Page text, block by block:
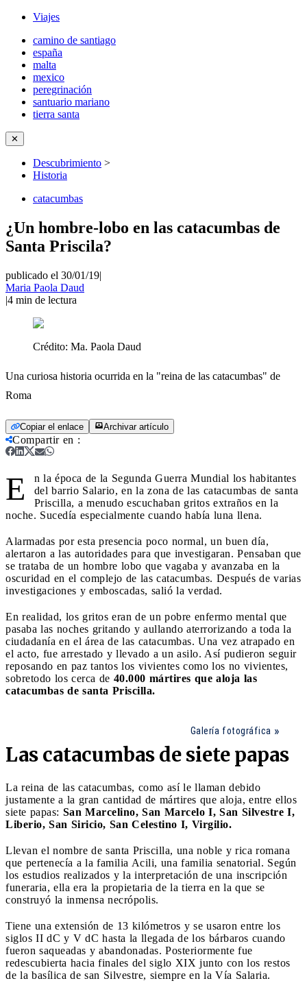
Viajes
camino de santiago
españa
malta
mexico
peregrinación
santuario mariano
tierra santa
✕
Descubrimiento >
Historia
catacumbas
¿Un hombre-lobo en las catacumbas de
Santa Priscila?
publicado el 30/01/19|
Maria Paola Daud
|4 min de lectura
Crédito: Ma. Paola Daud
Una curiosa historia ocurrida en la "reina de las catacumbas" de
Roma
Copiar el enlace Archivar artículo
Compartir en :
E
n la época de la Segunda Guerra Mundial los habitantes
del barrio Salario, en la zona de las catacumbas de santa
Priscilla, a menudo escuchaban gritos extraños en la
noche. Sucedía especialmente cuando había luna llena.
Alarmadas por esta presencia poco normal, un buen día,
alertaron a las autoridades para que investigaran. Pensaban que
se trataba de un hombre lobo que vagaba y avanzaba en la
oscuridad en el complejo de las catacumbas. Después de varias
investigaciones y emboscadas, salió la verdad.
En realidad, los gritos eran de un pobre enfermo mental que
pasaba las noches gritando y aullando aterrorizando a toda la
ciudadanía en el área de las catacumbas. Una vez atrapado en
el acto, fue arrestado y llevado a un asilo. Así pudieron seguir
reposando en paz tantos los vivientes como los no vivientes,
sobretodo los cerca de 40.000 mártires que aloja las
catacumbas de santa Priscilla.
Galería fotográfica
Las catacumbas de siete papas
La reina de las catacumbas, como así le llaman debido
justamente a la gran cantidad de mártires que aloja, entre ellos
siete papas: San Marcelino, San Marcelo I, San Silvestre I,
Liberio, San Siricio, San Celestino I, Virgilio.
Llevan el nombre de santa Priscilla, una noble y rica romana
que pertenecía a la familia Acili, una familia senatorial. Según
los estudios realizados y la interpretación de una inscripción
funeraria, ella era la propietaria de la tierra en la que se
construyó la inmensa necrópolis.
Tiene una extensión de 13 kilómetros y se usaron entre los
siglos II dC y V dC hasta la llegada de los bárbaros cuando
fueron saqueadas y abandonadas. Posteriormente fue
redescubierta hacia finales del siglo XIX junto con los restos
de la basílica de san Silvestre, siempre en la Vía Salaria.